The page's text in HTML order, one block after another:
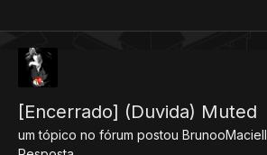
[Encerrado] (Duvida) Muted
um tópico no fórum postou BrunooMaciell